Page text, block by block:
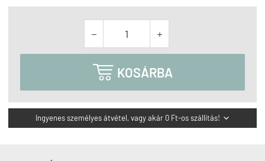
 
 KOSÁRBA
Ingyenes személyes átvétel, vagy akár 0 Ft-os szállítás! 